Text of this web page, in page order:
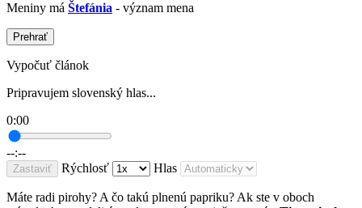
Meniny má Štefánia - význam mena
Prehrať
Vypočuť článok
Pripravujem slovenský hlas...
0:00
--:--
Zastaviť Rýchlosť Hlas
Máte radi pirohy? A čo takú plnenú papriku? Ak ste v oboch